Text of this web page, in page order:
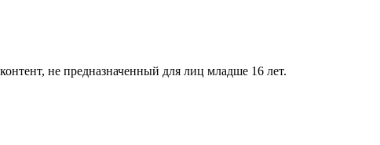
не предназначенный для лиц младше 16 лет.